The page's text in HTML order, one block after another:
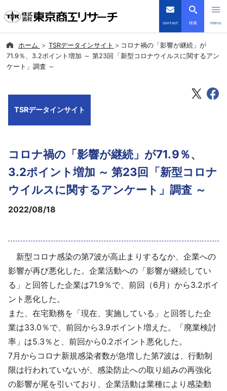
contact 検索 menu
倒産・注目企業情報
TSR-PLUS
会社案内
商品・サービス
採用情報
よくあるご質問
English
ホーム TSRデータインサイト
コロナ禍の「影響が継続」が
71.9％、3.2ポイント増加 ～ 第23回「新型コロナウイルスに関するアン
ケート」調査 ～
TSRデータインサイト
コロナ禍の「影響が継続」が71.9％、
3.2ポイント増加 ～ 第23回「新型コロナ
ウイルスに関するアンケート」調査 ～
2022/08/18
新型コロナ感染の第7波が高止まりするなか、企業への
影響が再び悪化した。企業活動への「影響が継続してい
る」と回答した企業は71.9％で、前回（6月）から3.2ポイ
ント悪化した。
また、在宅勤務を「現在、実施している」と回答した企
業は33.0％で、前回から3.9ポイント増えた。「廃業検討
率」は5.3％と、前回から0.2ポイント悪化した。
7月からコロナ新規感染者数が急増した第7波は、行動制
限は行われていないが、感染防止への取り組みの再強化
の影響が尾を引いており、企業活動は業種により感染動